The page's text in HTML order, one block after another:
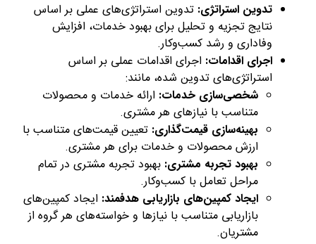
تدوین استراتژی: تدوین استراتژی‌های عملی بر اساس
نتایج تجزیه و تحلیل برای بهبود خدمات، افزایش
وفاداری و رشد کسب‌وکار.
اجرای اقدامات: اجرای اقدامات عملی بر اساس
استراتژی‌های تدوین شده، مانند:
شخصی‌سازی خدمات: ارائه خدمات و محصولات
متناسب با نیازهای هر مشتری.
بهینه‌سازی قیمت‌گذاری: تعیین قیمت‌های متناسب با
ارزش محصولات و خدمات برای هر مشتری.
بهبود تجربه مشتری: بهبود تجربه مشتری در تمام
مراحل تعامل با کسب‌وکار.
ایجاد کمپین‌های بازاریابی هدفمند: ایجاد کمپین‌های
بازاریابی متناسب با نیازها و خواسته‌های هر گروه از
مشتریان.